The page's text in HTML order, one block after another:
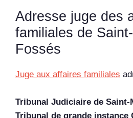
Adresse juge des
familiales de
Fossés
Juge aux affaires familiales
Tribunal Judiciaire de Saint-
Tribunal de grande instance